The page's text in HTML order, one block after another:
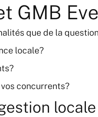
GMB
que de la
locale?
concurrents?
locale